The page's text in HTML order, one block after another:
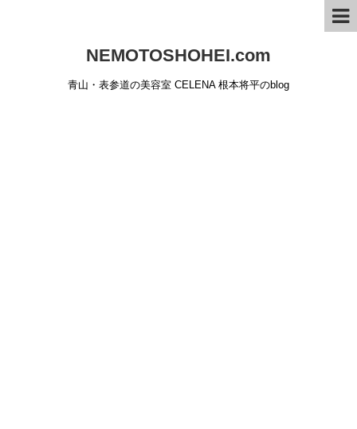
NEMOTOSHOHEI.com
青山・表参道の美容室 CELENA 根本将平のblog